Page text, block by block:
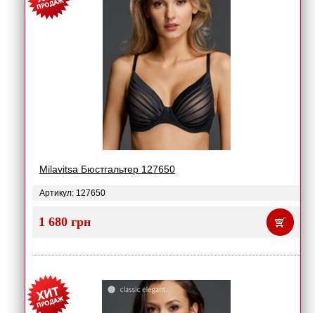
Milavitsa Бюстгальтер 127650
Артикул: 127650
1 680 грн